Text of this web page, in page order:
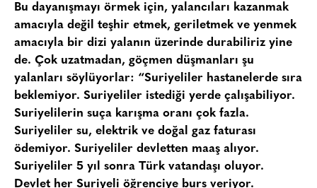
Bu dayanışmayı örmek için, yalancıları kazanmak
amacıyla değil teşhir etmek, geriletmek ve yenmek
amacıyla bir dizi yalanın üzerinde durabiliriz yine
de. Çok uzatmadan, göçmen düşmanları şu
yalanları söylüyorlar: “Suriyeliler hastanelerde sıra
beklemiyor. Suriyeliler istediği yerde çalışabiliyor.
Suriyelilerin suça karışma oranı çok fazla.
Suriyeliler su, elektrik ve doğal gaz faturası
ödemiyor. Suriyeliler devletten maaş alıyor.
Suriyeliler 5 yıl sonra Türk vatandaşı oluyor.
Devlet her Suriyeli öğrenciye burs veriyor.